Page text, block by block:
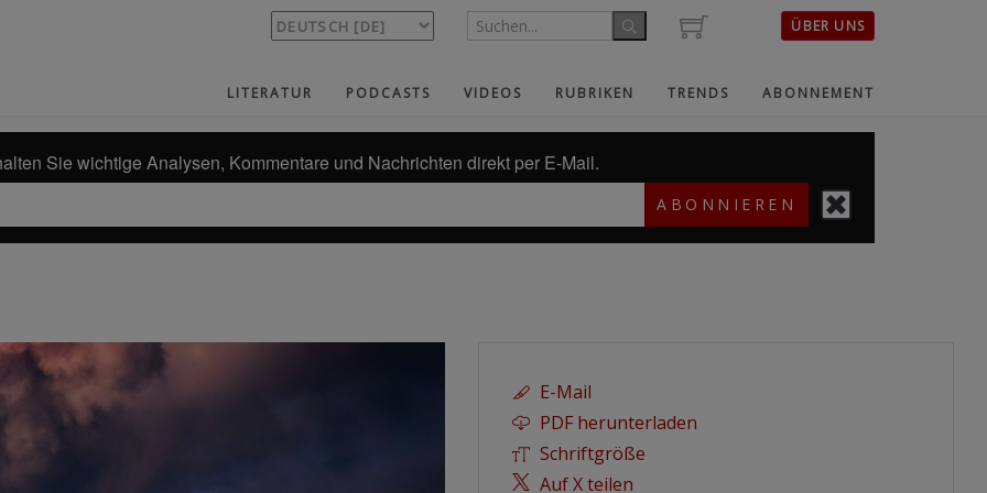
ÜBER UNS
LITERATUR PODCASTS VIDEOS RUBRIKEN TRENDS ABONNEMENT
Sie wichtige Analysen, Kommentare und Nachrichten direkt per E-Mail.
ABONNIEREN
E-Mail
PDF herunterladen
Schriftgröße
Auf X teilen